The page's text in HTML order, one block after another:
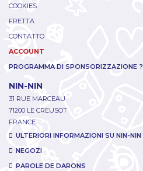
COOKIES
FRETTA
CONTATTO
ACCOUNT
PROGRAMMA DI SPONSORIZZAZIONE ?
NIN-NIN
31 RUE MARCEAU
71200 LE CREUSOT
FRANCE
ULTERIORI INFORMAZIONI SU NIN-NIN
NEGOZI
PAROLE DE DARONS